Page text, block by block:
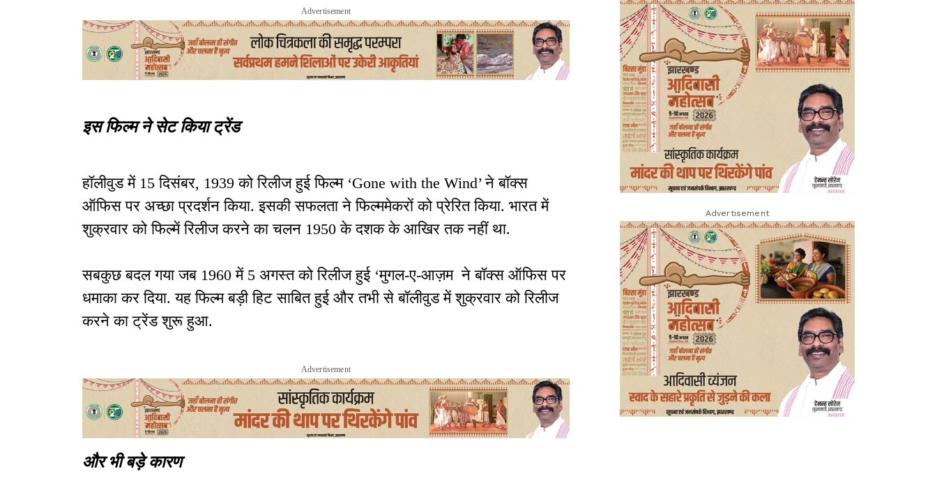
Advertisement
इस फिल्म ने सेट किया ट्रेंड
हॉलीवुड में 15 दिसंबर, 1939 को रिलीज हुई फिल्म ‘Gone with the Wind’ ने बॉक्स
ऑफिस पर अच्छा प्रदर्शन किया. इसकी सफलता ने फिल्ममेकरों को प्रेरित किया. भारत में
शुक्रवार को फिल्में रिलीज करने का चलन 1950 के दशक के आखिर तक नहीं था.
सबकुछ बदल गया जब 1960 में 5 अगस्त को रिलीज हुई ‘मुगल-ए-आज़म ने बॉक्स ऑफिस पर
धमाका कर दिया. यह फिल्म बड़ी हिट साबित हुई और तभी से बॉलीवुड में शुक्रवार को रिलीज
करने का ट्रेंड शुरू हुआ.
Advertisement
और भी बड़े कारण
Advertisement